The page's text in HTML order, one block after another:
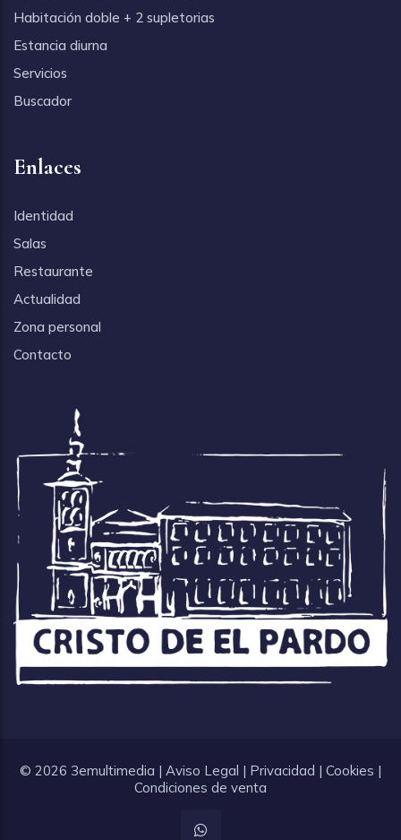
Habitación doble + 2 supletorias
Estancia diurna
Servicios
Buscador
Enlaces
Identidad
Salas
Restaurante
Actualidad
Zona personal
Contacto
© 2026 3emultimedia | Aviso Legal | Privacidad | Cookies |
Condiciones de venta